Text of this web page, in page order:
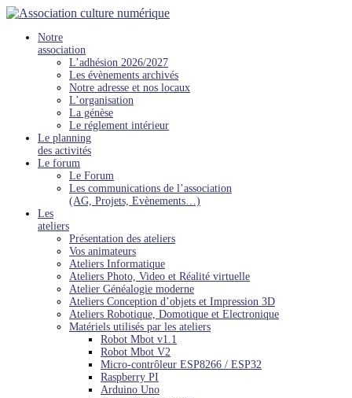
Notre
association
L’adhésion 2026/2027
Les évènements archivés
Notre adresse et nos locaux
L’organisation
La génèse
Le réglement intérieur
Le planning
des activités
Le forum
Le Forum
Les communications de l’association
(AG, Projets, Evènements…)
Les
ateliers
Présentation des ateliers
Vos animateurs
Ateliers Informatique
Ateliers Photo, Video et Réalité virtuelle
Atelier Généalogie moderne
Ateliers Conception d’objets et Impression 3D
Ateliers Robotique, Domotique et Electronique
Matériels utilisés par les ateliers
Robot Mbot v1.1
Robot Mbot V2
Micro-contrôleur ESP8266 / ESP32
Raspberry PI
Arduino Uno